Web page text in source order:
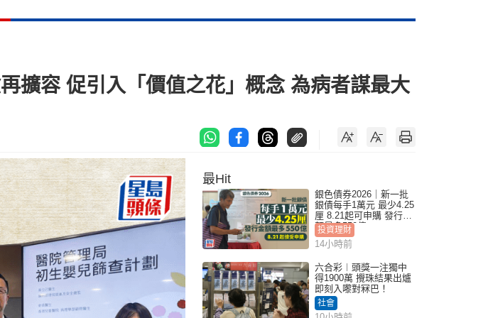
擴容 促引入「價值之花」概念 為病者謀最大
最Hit
銀色債券2026｜新一批
銀債每手1萬元 最少4.25
厘 8.21起可申購 發行金
額最多550億
投資理財
14小時前
六合彩︱頭獎一注獨中
得1900萬 攪珠結果出爐
即刻入嚟對冧巴！
社會